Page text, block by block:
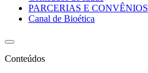
PARCERIAS E CONVÊNIOS
Canal de Bioética
Conteúdos